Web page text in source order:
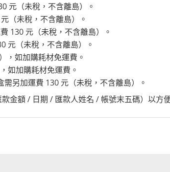
元（未稅，不含離島）。
（未稅，不含離島）。
130 元（未稅，不含離島）。
元（未稅，不含離島）。
，如加購耗材免運費。
如加購耗材免運費。
另加運費 130 元（未稅，不含離島）。
金額 / 日期 / 匯款人姓名 / 帳號末五碼）以方